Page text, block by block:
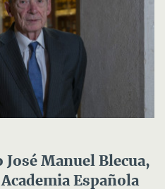
José Manuel Blecua,
Española